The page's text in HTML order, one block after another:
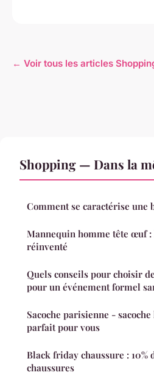
← Voir tous les articles
Shopping — Dans la
Comment se caractérise une
Mannequin homme tête œuf
réinventé
Quels conseils pour choisir
pour un événement formel
Sacoche parisienne -
parfait pour vous
Black friday chaussure : 10%
chaussures